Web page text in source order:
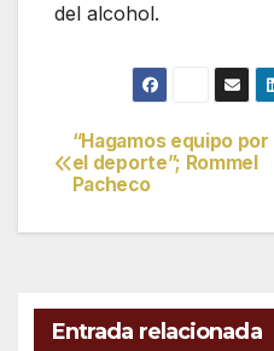
del alcohol.
Navegación
de
“Hagamos equipo por
el deporte”; Rommel
Pacheco
Entrada relacionada